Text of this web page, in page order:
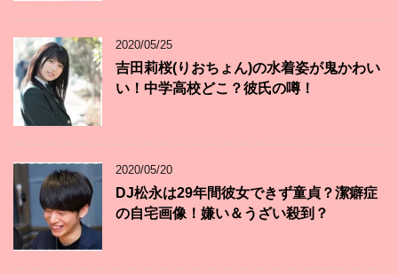
2020/05/25
吉田莉桜(りおちょん)の水着姿が鬼かわい
い！中学高校どこ？彼氏の噂！
2020/05/20
DJ松永は29年間彼女できず童貞？潔癖症
の自宅画像！嫌い＆うざい殺到？